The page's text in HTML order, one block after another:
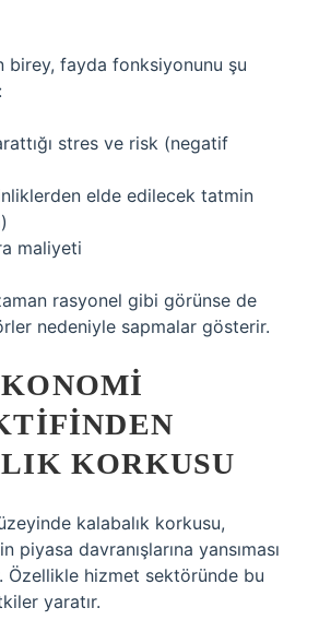
birey, fayda fonksiyonunu şu
stres ve risk (negatif
elde edilecek tatmin
maliyeti
rasyonel gibi görünse de
nedeniyle sapmalar gösterir.
KORKUSU
kalabalık korkusu,
piyasa davranışlarına yansıması
Özellikle hizmet sektöründe bu
yaratır.